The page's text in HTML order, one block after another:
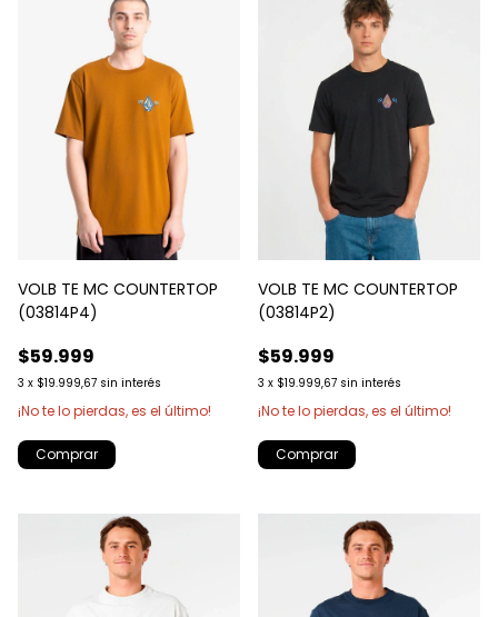
VOLB TE MC COUNTERTOP
(03814P4)
$59.999
3 x $19.999,67 sin interés
¡No te lo pierdas, es el último!
Comprar
VOLB TE MC COUNTERTOP
(03814P2)
$59.999
3 x $19.999,67 sin interés
¡No te lo pierdas, es el último!
Comprar